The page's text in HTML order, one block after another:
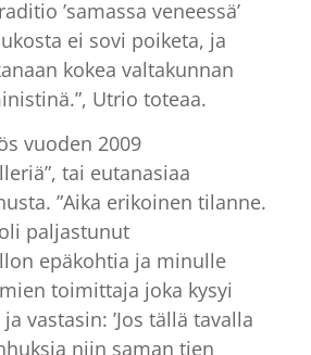
’samassa veneessä’
ei sovi poiketa, ja
kokea valtakunnan
Utrio toteaa.
vuoden 2009
tai eutanasiaa
”Aika erikoinen tilanne.
paljastunut
epäkohtia ja minulle
toimittaja joka kysyi
vastasin: ’Jos tällä tavalla
niin saman tien